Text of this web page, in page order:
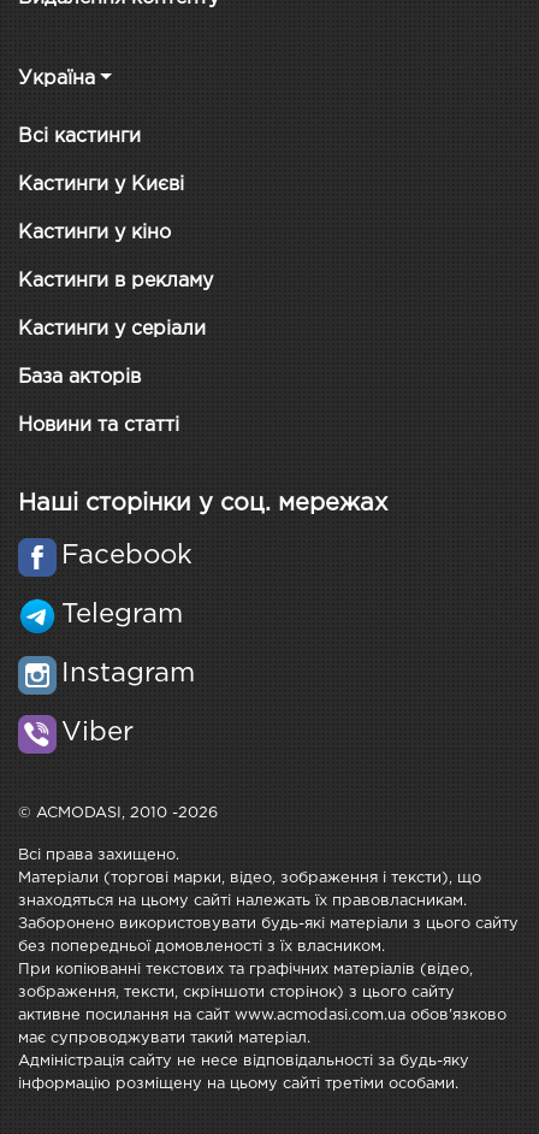
Україна
Всі кастинги
Кастинги у Києві
Кастинги у кіно
Кастинги в рекламу
Кастинги у серіали
База акторів
Новини та статті
Наші сторінки у соц. мережах
Facebook
Telegram
Instagram
Viber
© ACMODASI, 2010 -2026
Всі права захищено.
Матеріали (торгові марки, відео, зображення і тексти), що
знаходяться на цьому сайті належать їх правовласникам.
Заборонено використовувати будь-які матеріали з цього сайту
без попередньої домовленості з їх власником.
При копіюванні текстових та графічних матеріалів (відео,
зображення, тексти, скріншоти сторінок) з цього сайту
активне посилання на сайт www.acmodasi.com.ua обов'язково
має супроводжувати такий матеріал.
Адміністрація сайту не несе відповідальності за будь-яку
інформацію розміщену на цьому сайті третіми особами.